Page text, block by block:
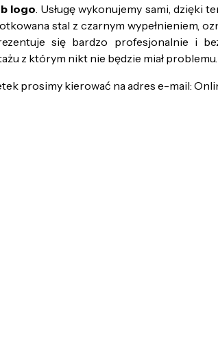
logo . Usługę wykonujemy sami, dzięki
stal z czarnym wypełnieniem,
się bardzo profesjonalnie i
z którym nikt nie będzie miał problemu.
prosimy kierować na adres e-mail: